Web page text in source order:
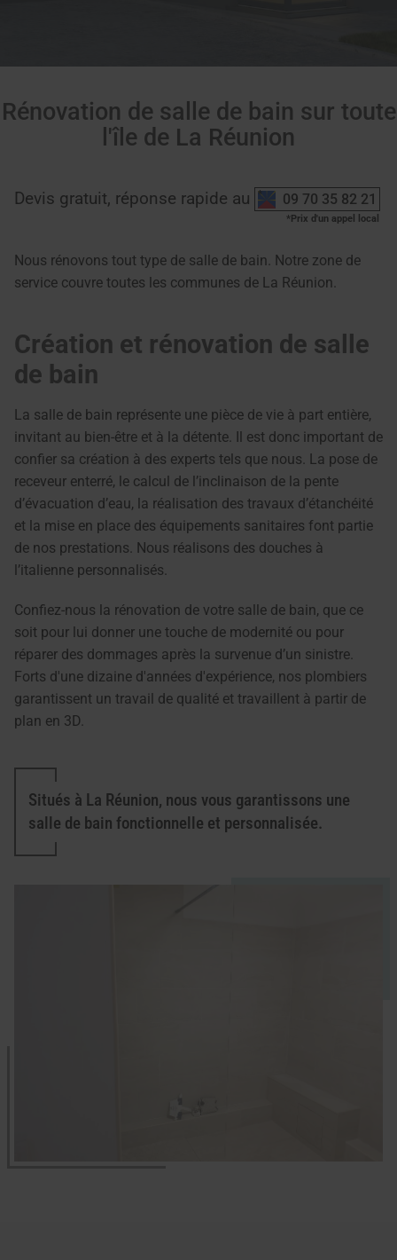
Rénovation de salle de bain sur toute
l'île de La Réunion
Devis gratuit, réponse rapide au 09 70 35 82 21
Nous rénovons tout type de salle de bain. Notre zone de
service couvre toutes les communes de La Réunion.
Création et rénovation de salle
de bain
La salle de bain représente une pièce de vie à part entière,
invitant au bien-être et à la détente. Il est donc important de
confier sa création à des experts tels que nous. La pose de
receveur enterré, le calcul de l’inclinaison de la pente
d’évacuation d’eau, la réalisation des travaux d’étanchéité
et la mise en place des équipements sanitaires font partie
de nos prestations. Nous réalisons des douches à
l’italienne personnalisés.
Confiez-nous la rénovation de votre salle de bain, que ce
soit pour lui donner une touche de modernité ou pour
réparer des dommages après la survenue d’un sinistre.
Forts d'une dizaine d'années d'expérience, nos plombiers
garantissent un travail de qualité et travaillent à partir de
plan en 3D.
Situés à La Réunion, nous vous garantissons une
salle de bain fonctionnelle et personnalisée.